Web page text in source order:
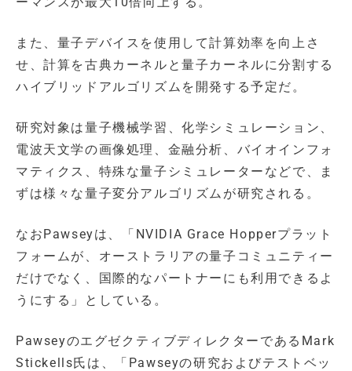
また、量子デバイスを使用して計算効率を向上さ
せ、計算を古典カーネルと量子カーネルに分割する
ハイブリッドアルゴリズムを開発する予定だ。
研究対象は量子機械学習、化学シミュレーション、
電波天文学の画像処理、金融分析、バイオインフォ
マティクス、特殊な量子シミュレーターなどで、ま
ずは様々な量子変分アルゴリズムが研究される。
なおPawseyは、「NVIDIA Grace Hopperプラット
フォームが、オーストラリアの量子コミュニティー
だけでなく、国際的なパートナーにも利用できるよ
うにする」としている。
PawseyのエグゼクティブディレクターであるMark
Stickells氏は、「Pawseyの研究およびテストベッ